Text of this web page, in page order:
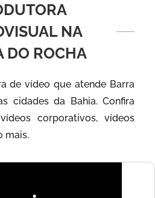
NA
DO ROCHA
de vídeo que atende Barra
cidades da Bahia. Confira
corporativos, vídeos
mais.